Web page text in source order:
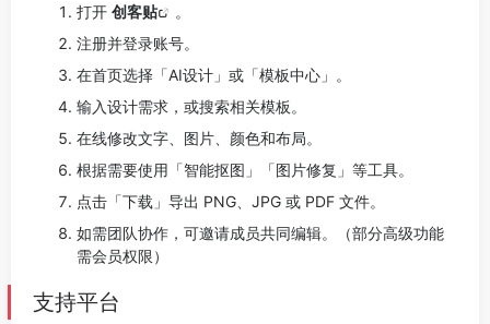
打开 创客贴
。
注册并登录账号。
在首页选择「AI设计」或「模板中心」。
输入设计需求，或搜索相关模板。
在线修改文字、图片、颜色和布局。
根据需要使用「智能抠图」「图片修复」等工具。
点击「下载」导出 PNG、JPG 或 PDF 文件。
如需团队协作，可邀请成员共同编辑。（部分高级功能
需会员权限）
支持平台